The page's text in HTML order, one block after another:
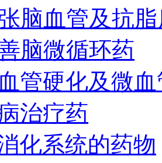
脑血管及抗
脑微循环药
管硬化及微
治疗药
化系统的药物